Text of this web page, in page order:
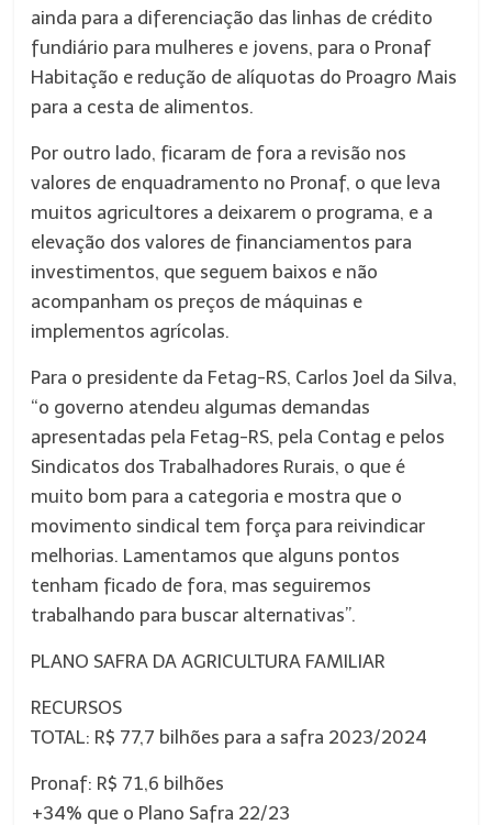
ainda para a diferenciação das linhas de crédito
fundiário para mulheres e jovens, para o Pronaf
Habitação e redução de alíquotas do Proagro Mais
para a cesta de alimentos.
Por outro lado, ficaram de fora a revisão nos
valores de enquadramento no Pronaf, o que leva
muitos agricultores a deixarem o programa, e a
elevação dos valores de financiamentos para
investimentos, que seguem baixos e não
acompanham os preços de máquinas e
implementos agrícolas.
Para o presidente da Fetag-RS, Carlos Joel da Silva,
“o governo atendeu algumas demandas
apresentadas pela Fetag-RS, pela Contag e pelos
Sindicatos dos Trabalhadores Rurais, o que é
muito bom para a categoria e mostra que o
movimento sindical tem força para reivindicar
melhorias. Lamentamos que alguns pontos
tenham ficado de fora, mas seguiremos
trabalhando para buscar alternativas”.
PLANO SAFRA DA AGRICULTURA FAMILIAR
RECURSOS
TOTAL: R$ 77,7 bilhões para a safra 2023/2024
Pronaf: R$ 71,6 bilhões
+34% que o Plano Safra 22/23